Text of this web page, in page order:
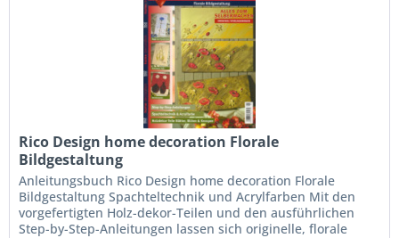
Rico Design home decoration Florale
Bildgestaltung
Anleitungsbuch Rico Design home decoration Florale
Bildgestaltung Spachteltechnik und Acrylfarben Mit den
vorgefertigten Holz-dekor-Teilen und den ausführlichen
Step-by-Step-Anleitungen lassen sich originelle, florale